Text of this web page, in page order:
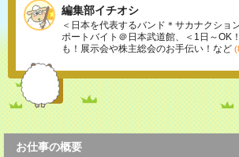
編集部イチオシ
＜日本を代表するバンド＊サカナクショ
ポートバイト＠日本武道館、＜1日～OK
も！展示会や株主総会のお手伝い！など
お仕事の概要